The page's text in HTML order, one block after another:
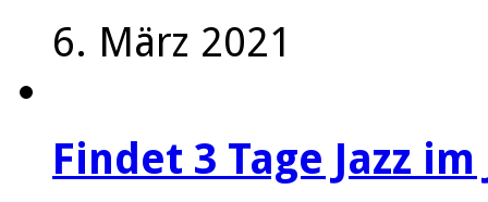
6. März 2021
Findet 3 Tage Jazz